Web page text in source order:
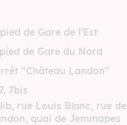
de Gare de l’Est
de Gare du Nord
“Château Landon”
7bis
rue Louis Blanc, rue de
quai de Jemmapes